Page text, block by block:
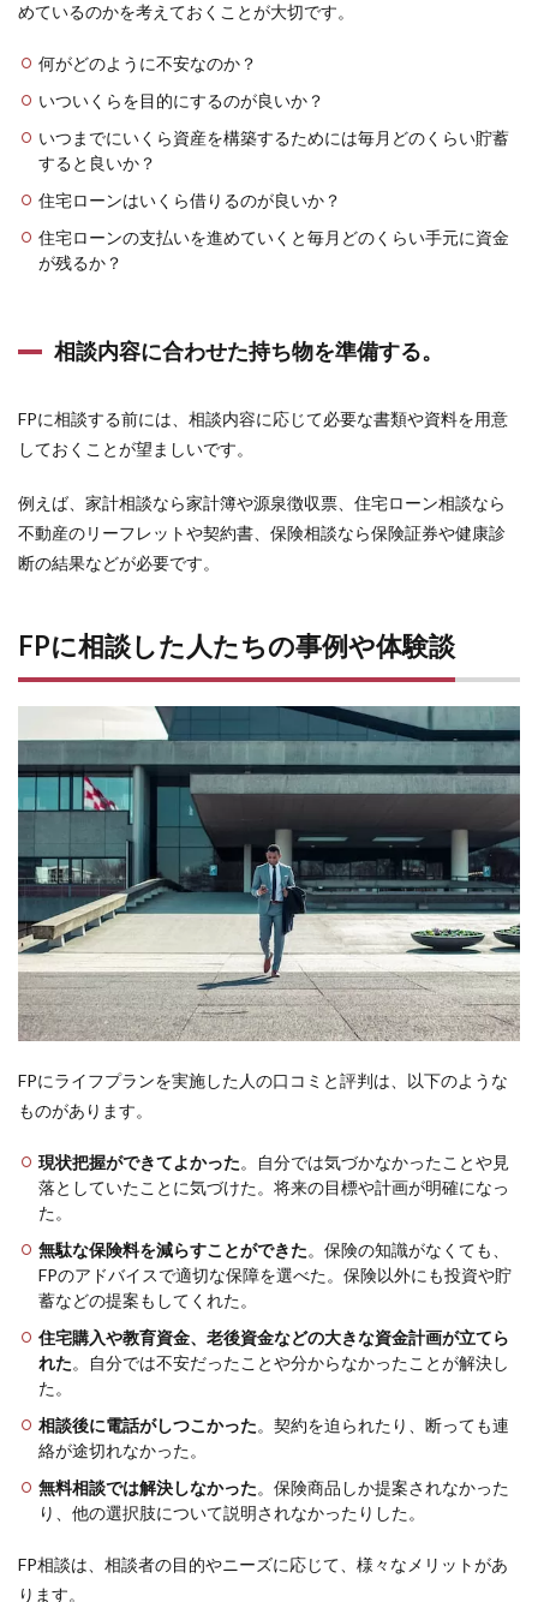
めているのかを考えておくことが大切です。
何がどのように不安なのか？
いついくらを目的にするのが良いか？
いつまでにいくら資産を構築するためには毎月どのくらい貯蓄
すると良いか？
住宅ローンはいくら借りるのが良いか？
住宅ローンの支払いを進めていくと毎月どのくらい手元に資金
が残るか？
相談内容に合わせた持ち物を準備する。
FPに相談する前には、相談内容に応じて必要な書類や資料を用意
しておくことが望ましいです。
例えば、家計相談なら家計簿や源泉徴収票、住宅ローン相談なら
不動産のリーフレットや契約書、保険相談なら保険証券や健康診
断の結果などが必要です。
FPに相談した人たちの事例や体験談
FPにライフプランを実施した人の口コミと評判は、以下のような
ものがあります。
現状把握ができてよかった。自分では気づかなかったことや見
落としていたことに気づけた。将来の目標や計画が明確になっ
た。
無駄な保険料を減らすことができた。保険の知識がなくても、
FPのアドバイスで適切な保障を選べた。保険以外にも投資や貯
蓄などの提案もしてくれた。
住宅購入や教育資金、老後資金などの大きな資金計画が立てら
れた。自分では不安だったことや分からなかったことが解決し
た。
相談後に電話がしつこかった。契約を迫られたり、断っても連
絡が途切れなかった。
無料相談では解決しなかった。保険商品しか提案されなかった
り、他の選択肢について説明されなかったりした。
FP相談は、相談者の目的やニーズに応じて、様々なメリットがあ
ります。